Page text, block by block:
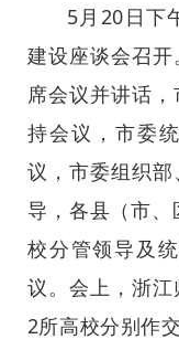
5月20日下
建设座谈会召
席会议并讲话
持会议，市委
议，市委组织
导，各县（市
校分管领导及
议。会上，浙
2所高校分别作交